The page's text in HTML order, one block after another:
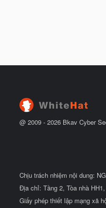
@ 2009 - 2026 Bkav Cyber
Chịu trách nhiệm nội dung:
Địa chỉ: Tầng 2, Tòa nhà
Giấy phép thiết lập mạng xã